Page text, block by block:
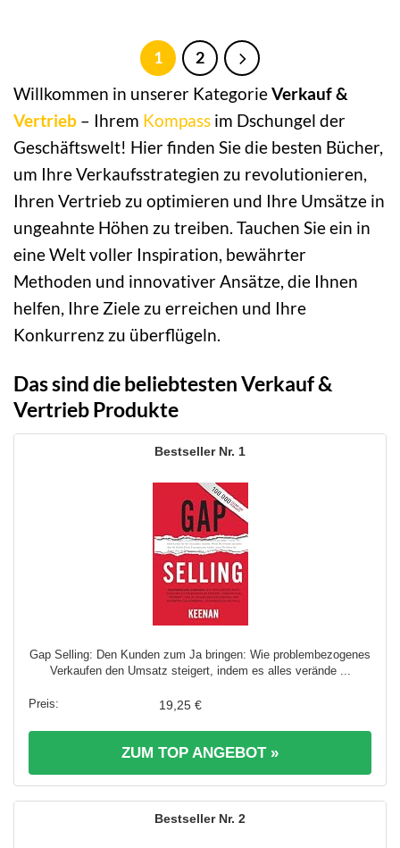
1 2
Willkommen in unserer KategorieVerkauf &
Vertrieb – Ihrem Kompass im Dschungel der
Geschäftswelt! Hier finden Sie die besten Bücher,
um Ihre Verkaufsstrategien zu revolutionieren,
Ihren Vertrieb zu optimieren und Ihre Umsätze in
ungeahnte Höhen zu treiben. Tauchen Sie ein in
eine Welt voller Inspiration, bewährter
Methoden und innovativer Ansätze, die Ihnen
helfen, Ihre Ziele zu erreichen und Ihre
Konkurrenz zu überflügeln.
Das sind die beliebtesten Verkauf &
Vertrieb Produkte
1
Gap Selling: Den Kunden zum Ja bringen: Wie problembezogenes
Verkaufen den Umsatz steigert, indem es alles verände ...
19,25 €
ZUM TOP ANGEBOT »
2